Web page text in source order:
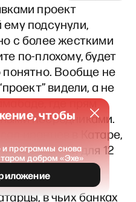
проект
подсунули,
с более жесткими
по-плохому, будет
Вообще не
видели, а не
где прям
посредниками.
иранцев в Катаре,
чемоданами для 12
им там
в чьих банках
чтобы
программы снова
добром «Эхе»